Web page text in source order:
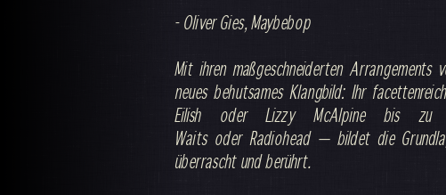
- Oliver Gies, Maybebop
Mit ihren maßgeschneiderten
neues behutsames Klangbild: Ihr
Eilish oder Lizzy McAlpine bis zu
Waits oder Radiohead — bildet die
überrascht und berührt.